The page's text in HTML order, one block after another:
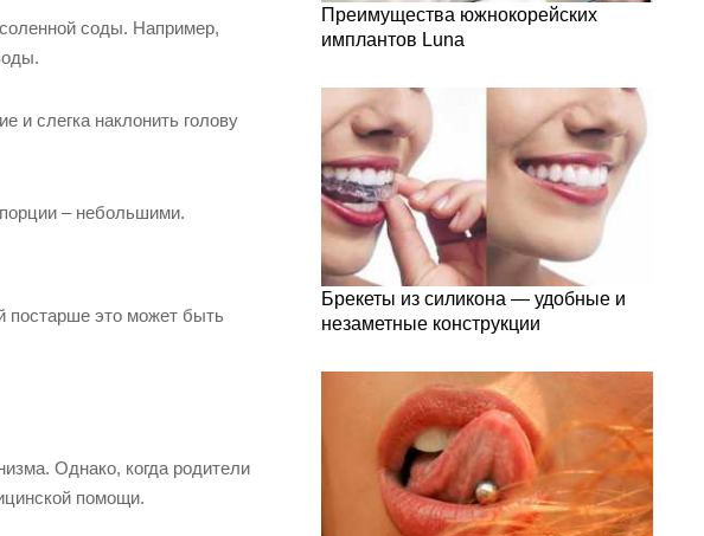
соды. Например,
и слегка наклонить голову
– небольшими.
постарше это может быть
Однако, когда родители
помощи.
Преимущества южнокорейских
имплантов Luna
Брекеты из силикона — удобные и
незаметные конструкции